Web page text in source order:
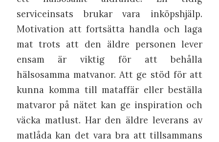
serviceinsats brukar vara inköpshjälp.
Motivation att fortsätta handla och laga
mat trots att den äldre personen lever
ensam är viktig för att behålla
hälsosamma matvanor. Att ge stöd för att
kunna komma till mataffär eller beställa
matvaror på nätet kan ge inspiration och
väcka matlust. Har den äldre leverans av
matlåda kan det vara bra att tillsammans